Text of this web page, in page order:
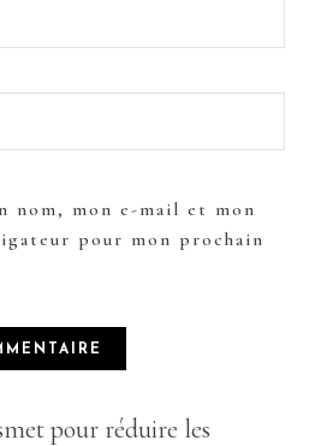
nom, mon e-mail et mon
pour mon prochain
pour réduire les